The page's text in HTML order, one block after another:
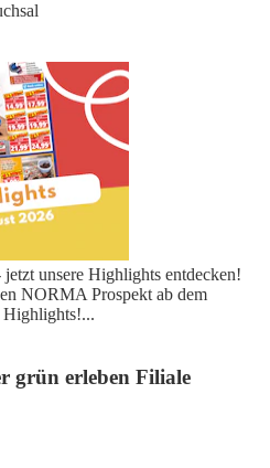
unsere Highlights entdecken!
NORMA Prospekt ab dem
Highlights!...
grün erleben Filiale